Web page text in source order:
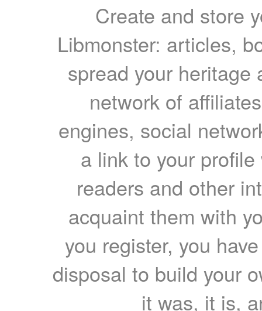
Create and store
Libmonster: articles,
spread your heritage
network of
engines, social
a link to your
readers and other
acquaint them with
you register, you
disposal to build your
it was, it is,